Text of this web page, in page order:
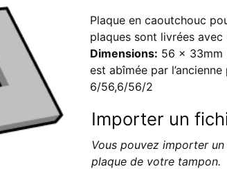
Plaque en caoutchouc
plaques sont livrées
Dimensions: 56 x 33mm
est abîmée par l’ancienne
6/56,6/56/2
Importer un
Vous pouvez importer
plaque de votre tampon.